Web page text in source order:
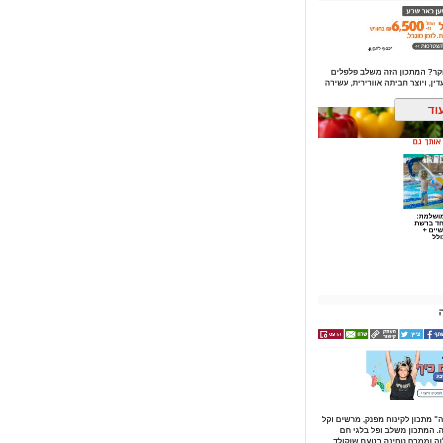
המתכון הזה משלב פלפלים
ויוצר חביתה אוורירית, עשירה
אותך גם
ברשת
+
מתכון לקינוח מפנק, מרשים וקל
המתכון משלב ופל בלגי חם
וממרח טחינה בטעם שוקולד